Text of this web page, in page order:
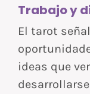
Trabajo y
El tarot
ideas que